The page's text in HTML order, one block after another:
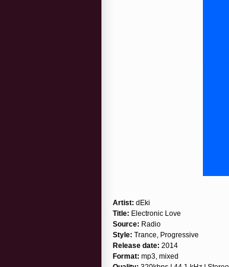
Artist: dEki
Title: Electronic Love
Source: Radio
Style: Trance, Progressive
Release date: 2014
Format: mp3, mixed